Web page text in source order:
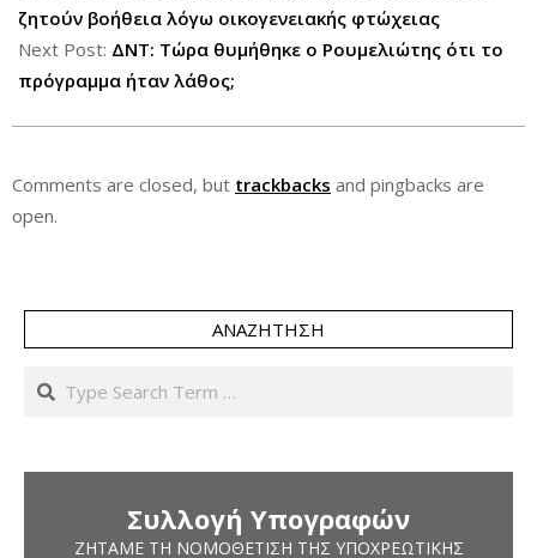
27
ζητούν βοήθεια λόγω οικογενειακής φτώχειας
Next Post: ΔΝΤ: Τώρα θυμήθηκε ο Ρουμελιώτης ότι το
πρόγραμμα ήταν λάθος;
Comments are closed, but trackbacks and pingbacks are
open.
ΑΝΑΖΉΤΗΣΗ
Search
Συλλογή Υπογραφών
ΖΗΤΆΜΕ ΤΗ ΝΟΜΟΘΈΤΙΣΗ ΤΗΣ ΥΠΟΧΡΕΩΤΙΚΉΣ